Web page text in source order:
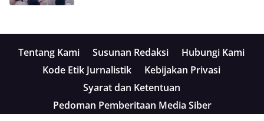
Tentang Kami Susunan Redaksi
Hubungi Kami
Kode Etik Jurnalistik
Kebijakan Privasi
Syarat dan Ketentuan
Pedoman Pemberitaan Media Siber